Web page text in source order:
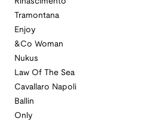
Rinascimento
Tramontana
Enjoy
&Co Woman
Nukus
Law Of The Sea
Cavallaro Napoli
Ballin
Only